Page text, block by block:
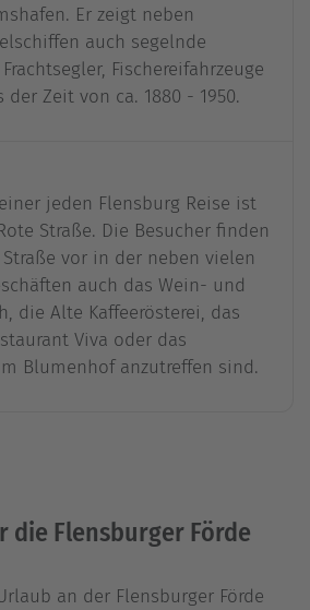
Er zeigt neben
auch segelnde
Fischereifahrzeuge
der Zeit von ca. 1880 - 1950.
jeden Flensburg Reise ist
Straße. Die Besucher finden
vor in der neben vielen
auch das Wein- und
die Alte Kaffeerösterei, das
Viva oder das
Blumenhof anzutreffen sind.
die Flensburger Förde
an der Flensburger Förde